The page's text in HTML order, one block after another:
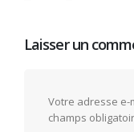
Laisser un
Votre adresse e-
champs